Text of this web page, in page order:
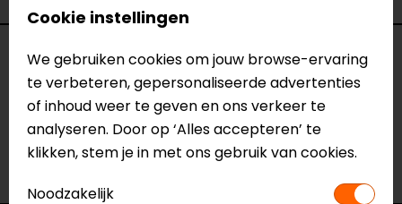
Specificaties
Naam
Heup Protector
Model
009114
Merk
D3O
Cookie instellingen
We gebruiken cookies om jouw browse-ervaring
te verbeteren, gepersonaliseerde advertenties
of inhoud weer te geven en ons verkeer te
analyseren. Door op ‘Alles accepteren’ te
klikken, stem je in met ons gebruik van cookies.
Noodzakelijk